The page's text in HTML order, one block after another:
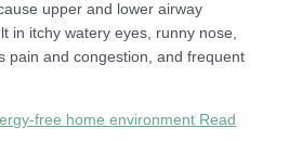
upper and lower airway
in itchy watery eyes, runny nose,
pain and congestion, and frequent
free home environment Read